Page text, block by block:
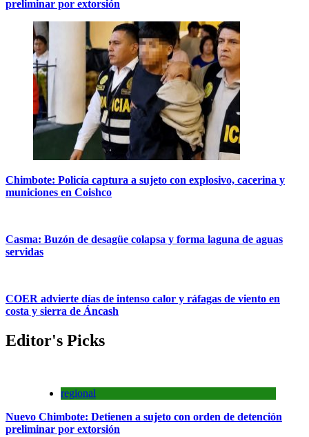
preliminar por extorsión
Chimbote: Policía captura a sujeto con explosivo, cacerina y
municiones en Coishco
Casma: Buzón de desagüe colapsa y forma laguna de aguas
servidas
COER advierte días de intenso calor y ráfagas de viento en
costa y sierra de Áncash
Editor's Picks
regional
Nuevo Chimbote: Detienen a sujeto con orden de detención
preliminar por extorsión